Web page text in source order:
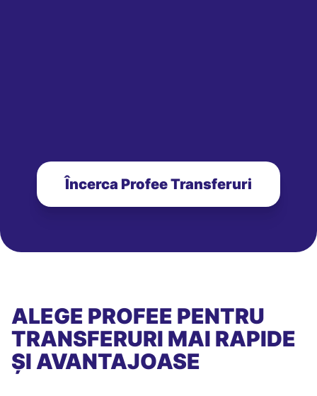
Încerca Profee Transferuri
ALEGE PROFEE PENTRU
TRANSFERURI MAI RAPIDE
ȘI AVANTAJOASE